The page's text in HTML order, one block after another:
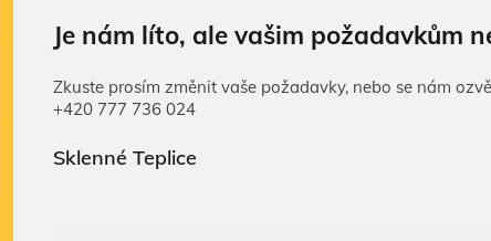
Je nám líto, ale vašim požadavkům
Zkuste prosím změnit vaše požadavky, nebo se nám
+420 777 736 024
Sklenné Teplice